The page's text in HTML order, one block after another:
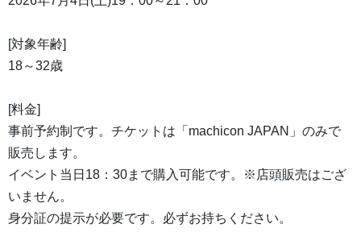
[対象年齢]
18～32歳
[料金]
事前予約制です。チケットは「machicon JAPAN」のみで
販売します。
イベント当日18：30まで購入可能です。※店頭販売はござ
いません。
身分証の提示が必要です。必ずお持ちください。